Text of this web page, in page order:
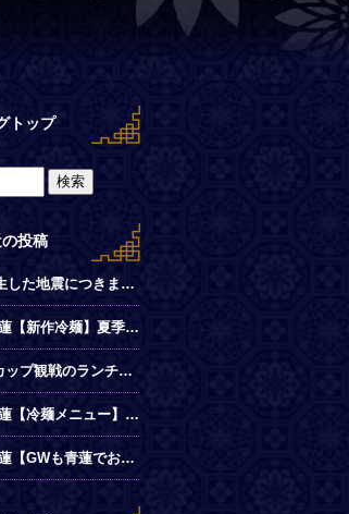
トップ
投稿
熊本県で発生した地震につきまして
健康中華 青蓮【新作冷麺】夏季限定◎冷やし麻辣麺
⚽ワールドカップ観戦のランチは青蓮で！
健康中華 青蓮【冷麺メニュー】一部店舗にてスタート
健康中華 青蓮【GWも青蓮でお待ちしております】